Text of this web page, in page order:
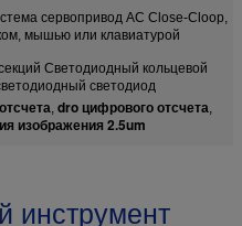
сервопривод AC Close-Cloop,
мышью или клавиатурой
Светодиодный кольцевой
светодиод
, dro цифрового отсчета,
изображения 2.5um
инструмент